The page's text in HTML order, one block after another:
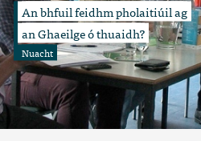
An bhfuil feidhm pholaitiúil ag
an Ghaeilge ó thuaidh?
Nuacht